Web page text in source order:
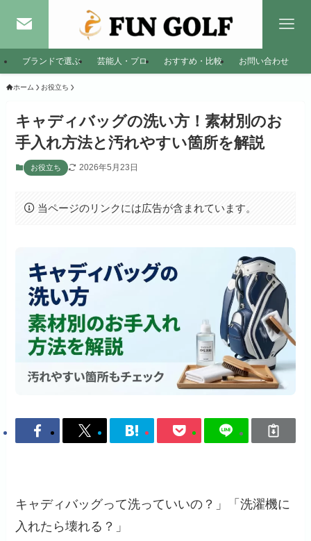
ブランドで選ぶ 芸能人・プロ おすすめ・比較 お問い合わせ
ホーム お役立ち
キャディバッグの洗い方！素材別のお
手入れ方法と汚れやすい箇所を解説
お役立ち 2026年5月23日
当ページのリンクには広告が含まれています。
キャディバッグって洗っていいの？」「洗濯機に
入れたら壊れる？」